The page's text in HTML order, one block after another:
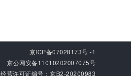
京ICP备07028173号 -1
京公网安备11010202007075号
经营许可证编号：京B2-20200983